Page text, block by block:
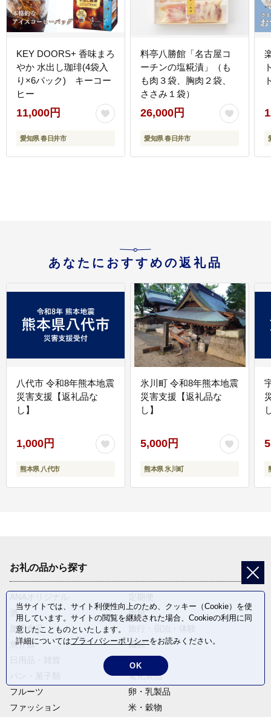
KEY DOORS+ 香味まろ
やか 水出し珈琲(4袋入
り×6パック) キーコー
ヒー
11,000円
愛知県 春日井市
料亭八勝館「名古屋コ
ーチンの塩糀漬」（も
も肉３袋、胸肉２袋、
ささみ１袋）
26,000円
愛知県 春日井市
あなたにおすすめの返礼品
八代市 令和8年熊本地震
災害支援【返礼品な
し】
1,000円
熊本県 八代市
氷川町 令和8年熊本地震
災害支援【返礼品な
し】
5,000円
熊本県 氷川町
お礼の品から探す
酒
肉類
加工食品
魚介類
麺類
電化製品
フルーツ
卵・乳製品
ファッション
米・穀物
当サイトでは、サイト利便性向上のため、クッキー（Cookie）を使
用しています。サイトの閲覧を継続された場合、Cookieの利用に同
意したことものといたします。
詳細についてはプライバシーポリシーをお読みください。
OK